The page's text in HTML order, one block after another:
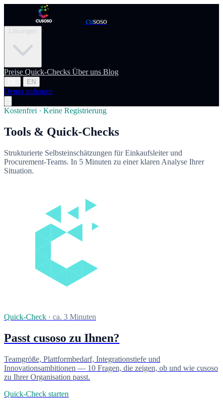
cusoso
Lösungen
Preise Quick-Checks Über uns Blog
EN
Demo anfragen
Kostenfrei · Keine Registrierung
Tools & Quick-Checks
Strukturierte Selbsteinschätzungen für Einkaufsleiter und
Procurement-Teams. In 5 Minuten zu einer klaren Analyse Ihrer
Situation.
Quick-Check · ca. 3 Minuten
Passt cusoso zu Ihnen?
Teamgröße, Plattformbedarf, Integrationstiefe und
Innovationsambitionen — 10 Fragen, die zeigen, ob und wie cusoso
zu Ihrer Organisation passt.
Quick-Check starten